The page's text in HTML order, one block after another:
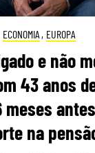
ECONOMIA , EUROPA
e não
43 anos
na